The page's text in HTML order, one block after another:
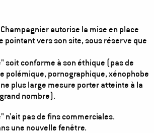
autorise la mise en place
pointant vers son site, sous réserve que
soit conforme à son éthique (pas de
polémique, pornographique, xénophobe
plus large mesure porter atteinte à la
nombre).
n’ait pas de fins commerciales.
une nouvelle fenêtre.